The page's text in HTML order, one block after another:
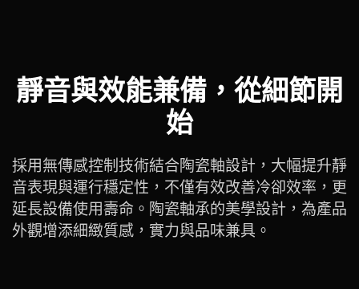
靜音與效能兼備，從細節開
始
採用無傳感控制技術結合陶瓷軸設計，大幅提升靜
音表現與運行穩定性，不僅有效改善冷卻效率，更
延長設備使用壽命。陶瓷軸承的美學設計，為產品
外觀增添細緻質感，實力與品味兼具。